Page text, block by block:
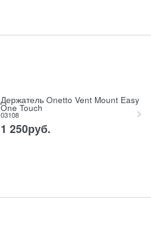
Держатель Onetto Vent Mount Easy
One Touch
03108
1 250руб.